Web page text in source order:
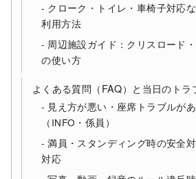
クローク・トイレ・車椅子対応
利用方法
周辺施設ガイド：クリスロード
の使い方
よくある質問（FAQ）と当日のトラ
見え方が悪い・座席トラブルが
（INFO・係員）
満員・スタンディング時の安全
対応